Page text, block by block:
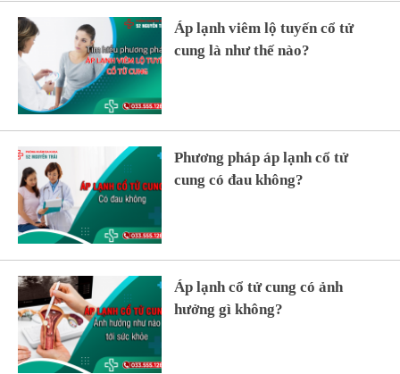
Áp lạnh viêm lộ tuyến cổ tử
cung là như thế nào?
Phương pháp áp lạnh cổ tử
cung có đau không?
Áp lạnh cổ tử cung có ảnh
hưởng gì không?